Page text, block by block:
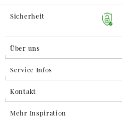
Sicherheit
Über uns
Service Infos
Kontakt
Mehr Inspiration